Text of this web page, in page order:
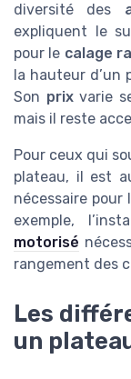
diversité des
expliquent le
pour le calage
la hauteur d’un
Son prixvarie
mais il reste
Pour ceux qui
plateau, il est
nécessaire pour
exemple,
motorisé
rangement des
Les
un